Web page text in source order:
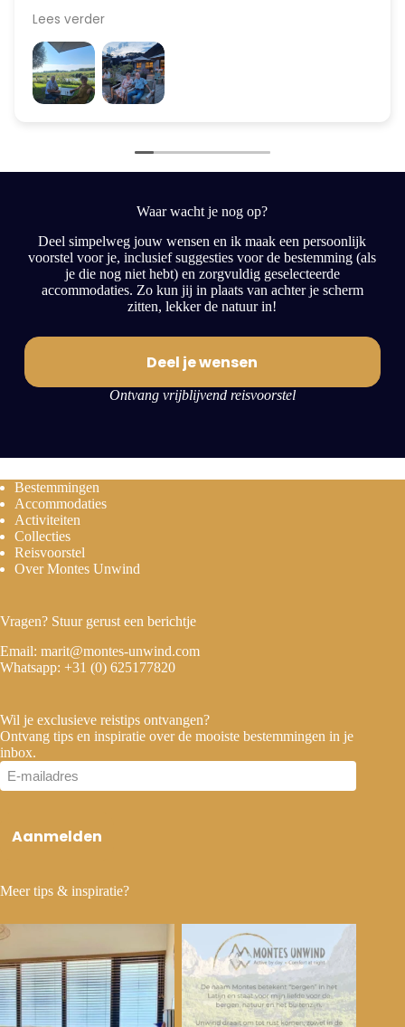
Wij hebben de datum van weggaan verplaatst
ook daar heeft ze goed bij geholpen.
Dik tevreden, ga zo door met Montes Unwind.
Lees verder
Waar wacht je nog op?
Deel simpelweg jouw wensen en ik maak een persoonlijk
voorstel voor je, inclusief suggesties voor de bestemming (als
je die nog niet hebt) en zorgvuldig geselecteerde
accommodaties. Zo kun jij in plaats van achter je scherm
zitten, lekker de natuur in!
Deel je wensen
Ontvang vrijblijvend reisvoorstel
Bestemmingen
Accommodaties
Activiteiten
Collecties
Reisvoorstel
Over Montes Unwind
Vragen? Stuur gerust een berichtje
Email: marit@montes-unwind.com
Whatsapp: +31 (0) 625177820
Wil je exclusieve reistips ontvangen?
Ontvang tips en inspiratie over de mooiste bestemmingen in je
inbox.
E-
mailadres
Aanmelden
Meer tips & inspiratie?